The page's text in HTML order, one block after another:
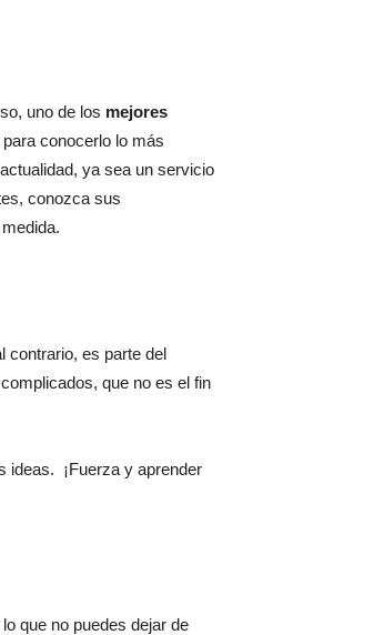
uno de los mejores
conocerlo lo más
ya sea un servicio
conozca sus
contrario, es parte del
que no es el fin
ideas. ¡Fuerza y aprender
que no puedes dejar de